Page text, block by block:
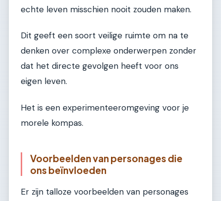
echte leven misschien nooit zouden maken.
Dit geeft een soort veilige ruimte om na te
denken over complexe onderwerpen zonder
dat het directe gevolgen heeft voor ons
eigen leven.
Het is een experimenteeromgeving voor je
morele kompas.
Voorbeelden van personages die
ons beïnvloeden
Er zijn talloze voorbeelden van personages